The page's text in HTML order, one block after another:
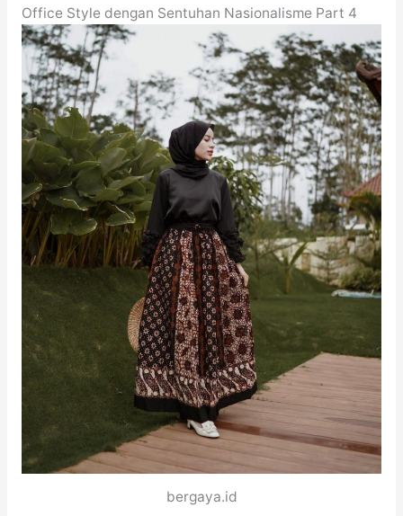
Office Style dengan Sentuhan Nasionalisme Part 4
bergaya.id